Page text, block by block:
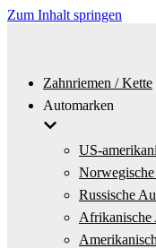
Zum Inhalt springen
Zahnriemen / Kette
Automarken
US-
Russische
Afrikanische